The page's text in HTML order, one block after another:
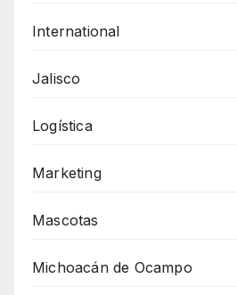
International
Jalisco
Logística
Marketing
Mascotas
Michoacán de Ocampo